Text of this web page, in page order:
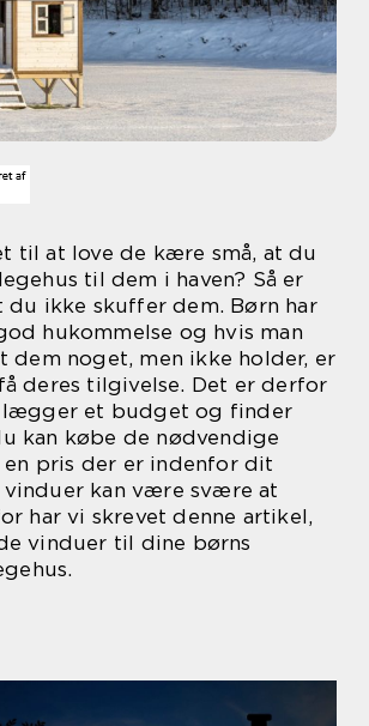
til at love de kære små, at du
til dem i haven? Så er
ikke skuffer dem. Børn har
hukommelse og hvis man
dem noget, men ikke holder, er
deres tilgivelse. Det er derfor
et budget og finder
kan købe de nødvendige
en pris der er indenfor dit
kan være svære at
har vi skrevet denne artikel,
vinduer til dine børns